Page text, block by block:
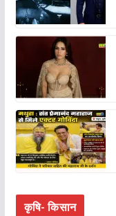
कृषि- किसान